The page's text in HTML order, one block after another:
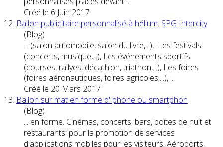
Créé le 6 Juin 2017
12. Ballon publicitaire personnalisé à hélium: SPG Intercity
(Blog)
... (salon automobile, salon du livre,...), Les festivals
(concerts, musique,...), Les événements sportifs
(courses, rallyes, décathlon, triathon,...), Les foires
(foires aéronautiques, foires agricoles,...), ...
Créé le 20 Mars 2017
13. Ballon sur mat en forme d'Iphone ou smartphon
(Blog)
... en forme. Cinémas, concerts, bars, boites de nuit et
restaurants: pour la promotion de services
d'applications mobiles pour les visiteurs. Aéroports,